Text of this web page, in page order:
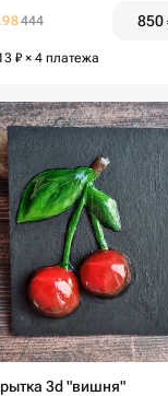
444 850
₽ × 4 платежа
3d "вишня"